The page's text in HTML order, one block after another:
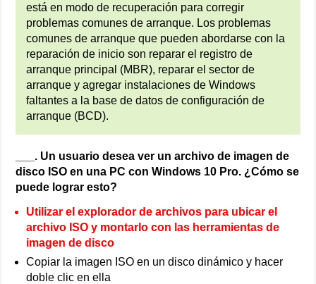
está en modo de recuperación para corregir
problemas comunes de arranque. Los problemas
comunes de arranque que pueden abordarse con la
reparación de inicio son reparar el registro de
arranque principal (MBR), reparar el sector de
arranque y agregar instalaciones de Windows
faltantes a la base de datos de configuración de
arranque (BCD).
___. Un usuario desea ver un archivo de imagen de
disco ISO en una PC con Windows 10 Pro. ¿Cómo se
puede lograr esto?
Utilizar el explorador de archivos para ubicar el
archivo ISO y montarlo con las herramientas de
imagen de disco
Copiar la imagen ISO en un disco dinámico y hacer
doble clic en ella